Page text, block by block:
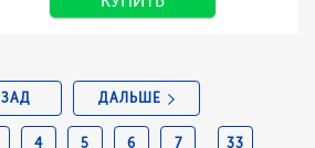
4 5 6 7 33
ДАЛЬШЕ